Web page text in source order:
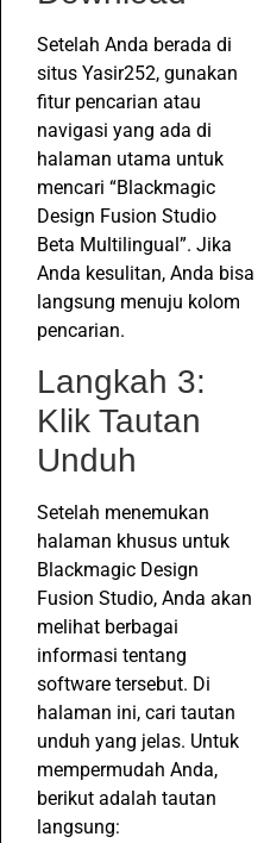
Setelah Anda berada di
situs Yasir252, gunakan
fitur pencarian atau
navigasi yang ada di
halaman utama untuk
mencari “Blackmagic
Design Fusion Studio
Beta Multilingual”. Jika
Anda kesulitan, Anda bisa
langsung menuju kolom
pencarian.
Langkah 3:
Klik Tautan
Unduh
Setelah menemukan
halaman khusus untuk
Blackmagic Design
Fusion Studio, Anda akan
melihat berbagai
informasi tentang
software tersebut. Di
halaman ini, cari tautan
unduh yang jelas. Untuk
mempermudah Anda,
berikut adalah tautan
langsung: